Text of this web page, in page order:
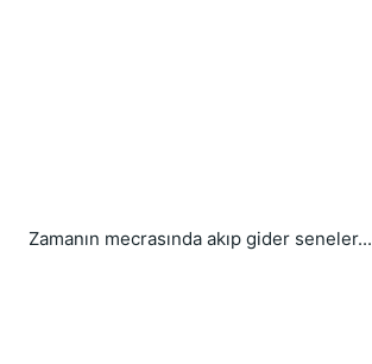
Zamanın mecrasında akıp gider seneler...